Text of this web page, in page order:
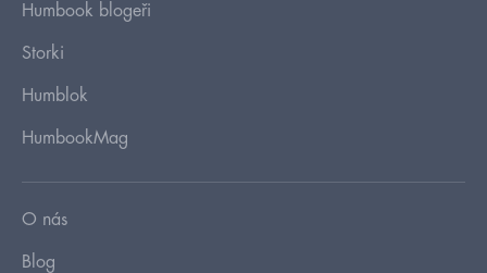
Humbook blogeři
Storki
Humblok
HumbookMag
O nás
Blog